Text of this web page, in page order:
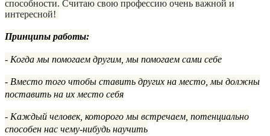
способности. Считаю свою профессию очень важной и
интересной!
Принципы работы:
- Когда мы помогаем другим, мы помогаем сами себе
- Вместо того чтобы ставить других на место, мы должны
поставить на их место себя
- Каждый человек, которого мы встречаем, потенциально
способен нас чему-нибудь научить